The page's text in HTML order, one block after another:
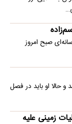
صبح امروز
و حالا او باید در فصل
زمینی علیه